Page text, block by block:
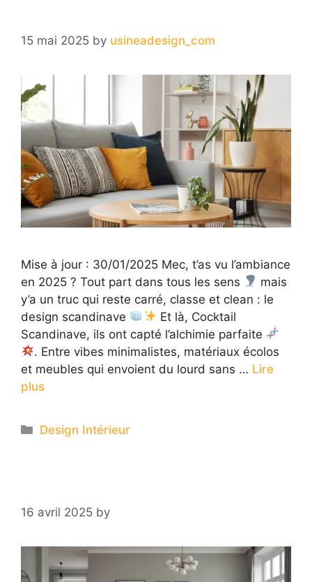
15 mai 2025 by usineadesign_com
Mise à jour : 30/01/2025 Mec, t’as vu l’ambiance
en 2025 ? Tout part dans tous les sens
mais
y’a un truc qui reste carré, classe et clean : le
design scandinave
Et là, Cocktail
Scandinave, ils ont capté l’alchimie parfaite
. Entre vibes minimalistes, matériaux écolos
et meubles qui envoient du lourd sans … Lire
plus
Categories
Design Intérieur
16 avril 2025 by